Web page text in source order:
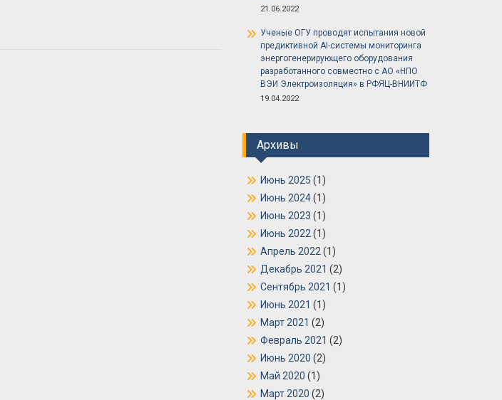
21.06.2022
Ученые ОГУ проводят испытания новой
предиктивной AI-системы мониторинга
энергогенерирующего оборудования
разработанного совместно с АО «НПО
ВЭИ Электроизоляция» в РФЯЦ-ВНИИТФ
19.04.2022
Архивы
Июнь 2025 (1)
Июнь 2024(1)
Июнь 2023 (1)
Июнь 2022 (1)
Апрель 2022 (1)
Декабрь 2021 (2)
Сентябрь 2021 (1)
Июнь 2021 (1)
Март 2021 (2)
Февраль 2021 (2)
Июнь 2020 (2)
Май 2020 (1)
Март 2020 (2)